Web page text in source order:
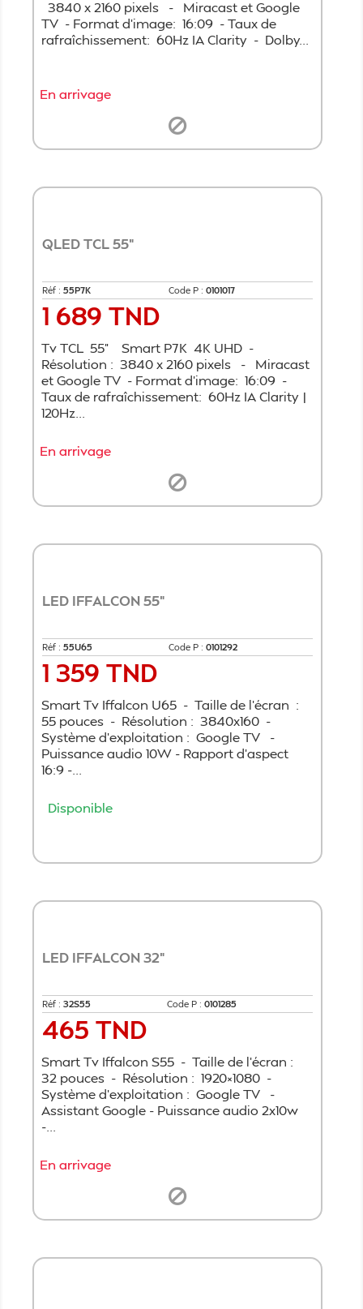
3840 x 2160 pixels - Miracast et Google
TV - Format d’image: 16:09 - Taux de
rafraîchissement: 60Hz IA Clarity - Dolby...
En arrivage
QLED TCL 55"
Réf : 55P7K Code P : 0101017
Prix
1 689 TND
Tv TCL 55" Smart P7K 4K UHD -
Résolution : 3840 x 2160 pixels - Miracast
et Google TV - Format d’image: 16:09 -
Taux de rafraîchissement: 60Hz IA Clarity |
120Hz...
En arrivage
LED IFFALCON 55"
Réf : 55U65 Code P : 0101292
Prix
1 359 TND
Smart Tv Iffalcon U65 - Taille de l'écran :
55 pouces - Résolution : 3840x160 -
Système d'exploitation : Google TV -
Puissance audio 10W - Rapport d'aspect
16:9 -...
Disponible
LED IFFALCON 32"
Réf : 32S55 Code P : 0101285
Prix
465 TND
Smart Tv Iffalcon S55 - Taille de l'écran :
32 pouces - Résolution : 1920×1080 -
Système d'exploitation : Google TV -
Assistant Google - Puissance audio 2x10w
-...
En arrivage